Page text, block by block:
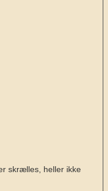
skrælles, heller ikke